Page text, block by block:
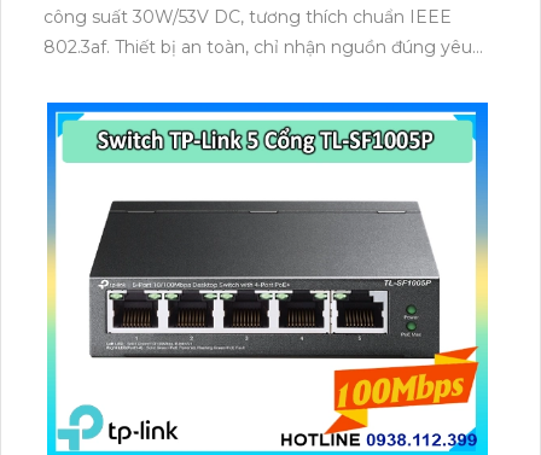
công suất 30W/53V DC, tương thích chuẩn IEEE
802.3af. Thiết bị an toàn, chỉ nhận nguồn đúng yêu
UL/cUL và GS, đảm bảo cung cấp nguồn ổn định cho
các thiết bị Wi-Fi.